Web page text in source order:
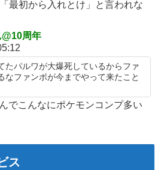
中記参る』評判＆感想まとめ｜通常
あっぱれチャンスの河童が強い、スイ
した海外資本、「なんで自ら売上ゼロ
とドン引きするような方針転換を……
とんでもない事になってしまうｗｗｗ
】
ん・おばあちゃん、半数以上がSNSを
ク半ヘルメットを被ってた」と因縁つ
逮捕
ｗｗｗ
てえなあ
がもし今でたらどんなのになるのか
抜けて飛行場へ、車輪を出さないまま
着陸なら山ほど見てきた」【海外の反
最初から入れとけ」と言われな
周年
パルワが大爆死しているからファ
なファンボが今までやって来たこと
でこんなにポケモンコンプ多い
ス